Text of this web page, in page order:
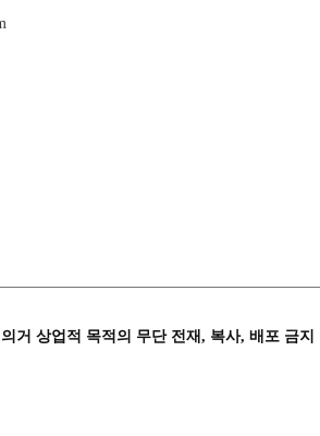
거 상업적 목적의 무단 전재, 복사, 배포 금지